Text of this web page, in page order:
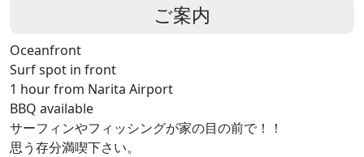
ご案内
Oceanfront
Surf spot in front
1 hour from Narita Airport
BBQ available
サーフィンやフィッシングが家の目の前で！！
思う存分満喫下さい。